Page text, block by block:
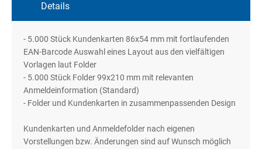
Details
- 5.000 Stück Kundenkarten 86x54 mm mit fortlaufenden
EAN-Barcode Auswahl eines Layout aus den vielfältigen
Vorlagen laut Folder
- 5.000 Stück Folder 99x210 mm mit relevanten
Anmeldeinformation (Standard)
- Folder und Kundenkarten in zusammenpassenden Design
Kundenkarten und Anmeldefolder nach eigenen
Vorstellungen bzw. Änderungen sind auf Wunsch möglich